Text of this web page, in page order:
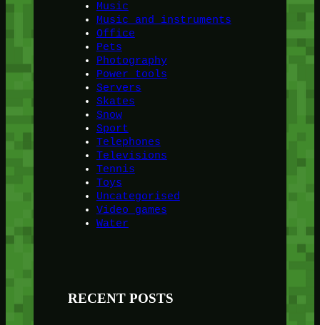
Music
Music and instruments
Office
Pets
Photography
Power tools
Servers
Skates
Snow
Sport
Telephones
Televisions
Tennis
Toys
Uncategorised
Video games
Water
RECENT POSTS